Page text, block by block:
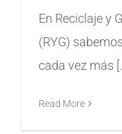
En Reciclaje y
(RYG)
cada vez más
Read More